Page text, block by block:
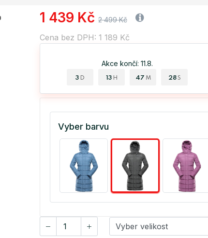
1 439 Kč 2 499 Kč
Cena bez DPH: 1 189 Kč
Akce končí: 11.8.
3 D 13 H 47 M 27S
Vyber barvu